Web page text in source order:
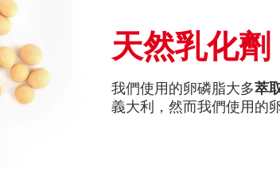
天然乳化劑
我們使用的卵磷脂大多萃
義大利，然而我們使用的